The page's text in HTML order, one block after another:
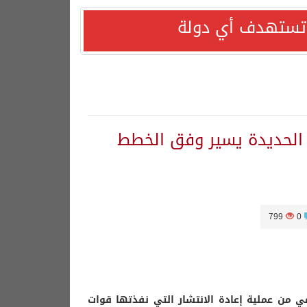
تستهدف أي دولة
الحديدة يسير وفق الخطط
799
من عملية إعادة الانتشار التي نفذتها قوات